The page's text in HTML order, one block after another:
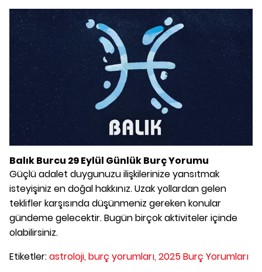
Balık Burcu 29 Eylül Günlük Burç Yorumu
Güçlü adalet duygunuzu ilişkilerinize yansıtmak
isteyişiniz en doğal hakkınız. Uzak yollardan gelen
teklifler karşısında düşünmeniz gereken konular
gündeme gelecektir. Bugün birçok aktiviteler içinde
olabilirsiniz.
Etiketler:astroloji, burç yorumları, 2025 Burç Yorumları